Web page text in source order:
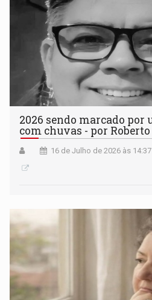
2026 sendo marcado por
com chuvas - por
16 de Julho de 2026 às 14:37